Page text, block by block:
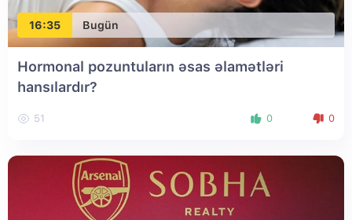
16:35 Bugün
Hormonal pozuntuların əsas əlamətləri
hansılardır?
51 0 0